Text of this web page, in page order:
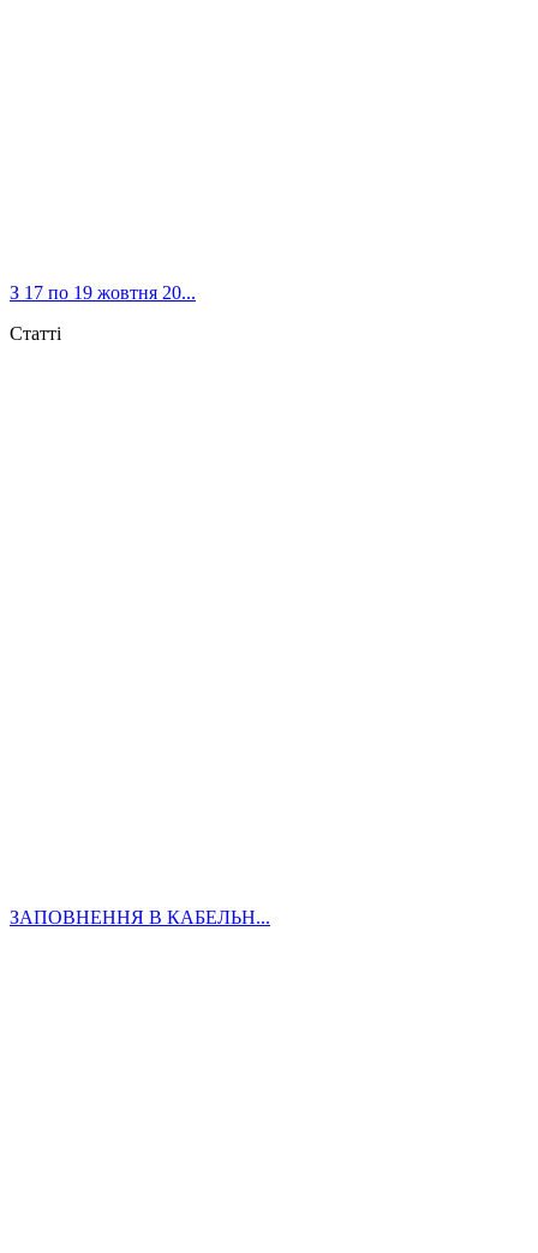
З 17 по 19 жовтня 20...
Статті
ЗАПОВНЕННЯ В КАБЕЛЬН...